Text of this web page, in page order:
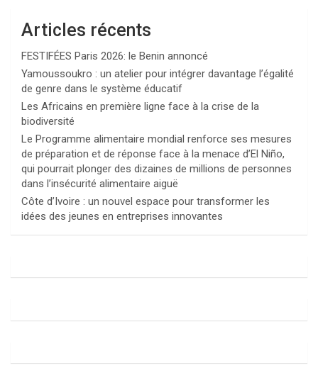
Articles récents
FESTIFÉES Paris 2026: le Benin annoncé
Yamoussoukro : un atelier pour intégrer davantage l’égalité
de genre dans le système éducatif
Les Africains en première ligne face à la crise de la
biodiversité
Le Programme alimentaire mondial renforce ses mesures
de préparation et de réponse face à la menace d’El Niño,
qui pourrait plonger des dizaines de millions de personnes
dans l’insécurité alimentaire aiguë
Côte d’Ivoire : un nouvel espace pour transformer les
idées des jeunes en entreprises innovantes